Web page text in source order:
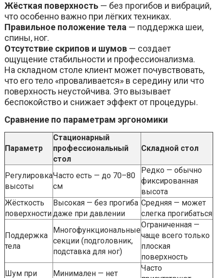
Жёсткая поверхность — без прогибов и вибраций,
что особенно важно при лёгких техниках.
Правильное положение тела — поддержка шеи,
спины, ног.
Отсутствие скрипов и шумов — создает
ощущение стабильности и профессионализма.
На складном столе клиент может почувствовать,
что его тело «проваливается» в середину или что
поверхность неустойчива. Это вызывает
беспокойство и снижает эффект от процедуры.
Сравнение по параметрам эргономики
Параметр
Стационарный
профессиональный
стол
Складной стол
Регулировка
высоты
Часто есть — до 70–80
см
Редко — обычно
фиксированная
высота
Жёсткость
поверхности
Высокая — без прогиба
даже при давлении
Средняя — может
слегка прогибаться
Поддержка
тела
Многофункциональные
секции (подголовник,
подставка для ног)
Ограниченная —
чаще всего только
плоская
поверхность
Шум при
Минимален — нет
Часто